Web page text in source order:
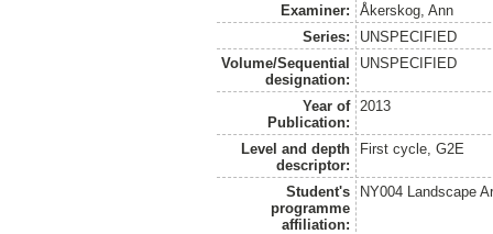
Examiner:
Åkerskog, Ann
Series:
UNSPECIFIED
Volume/Sequential
designation:
UNSPECIFIED
Year of
Publication:
2013
Level and depth
descriptor:
First cycle, G2E
Student's
programme
affiliation:
NY004 Landscape